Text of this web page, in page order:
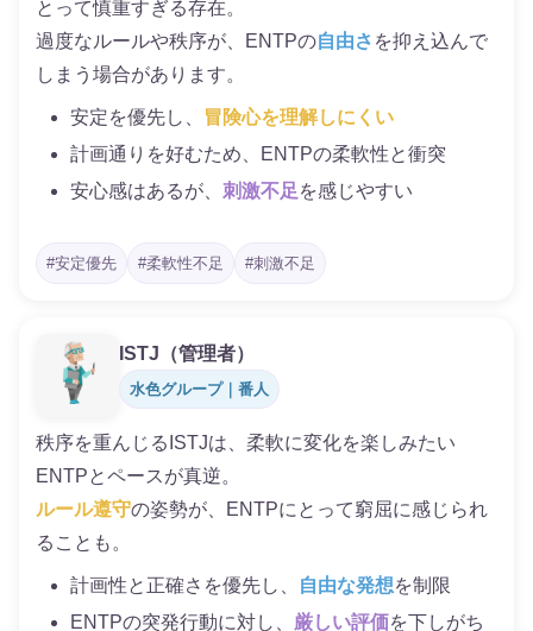
とって慎重すぎる存在。
過度なルールや秩序が、ENTPの自由さ を抑え込んで
しまう場合があります。
安定を優先し、
冒険心を理解しにくい
計画通りを好むため、ENTPの柔軟性と衝突
安心感はあるが、刺激不足 を感じやすい
#安定優先 #柔軟性不足 #刺激不足
ISTJ（管理者）
水色グループ｜番人
秩序を重んじるISTJは、柔軟に変化を楽しみたい
ENTPとペースが真逆。
ルール遵守の姿勢が、ENTPにとって窮屈に感じられ
ることも。
計画性と正確さを優先し、 自由な発想を制限
ENTPの突発行動に対し、 厳しい評価を下しがち